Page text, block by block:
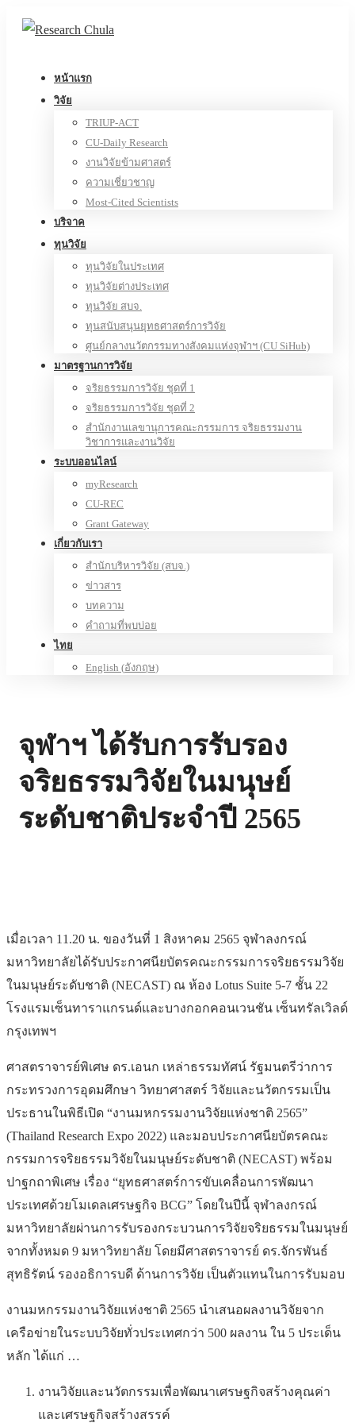
หน้าแรก
วิจัย
TRIUP-ACT
CU-Daily Research
งานวิจัยข้ามศาสตร์
ความเชี่ยวชาญ
Most-Cited Scientists
บริจาค
ทุนวิจัย
ทุนวิจัยในประเทศ
ทุนวิจัยต่างประเทศ
ทุนวิจัย สบจ.
ทุนสนับสนุนยุทธศาสตร์การวิจัย
ศูนย์กลางนวัตกรรมทางสังคมแห่งจุฬาฯ (CU SiHub)
มาตรฐานการวิจัย
จริยธรรมการวิจัย ชุดที่ 1
จริยธรรมการวิจัย ชุดที่ 2
สำนักงานเลขานุการคณะกรรมการ จริยธรรมงาน
วิชาการและงานวิจัย
ระบบออนไลน์
myResearch
CU-REC
Grant Gateway
เกี่ยวกับเรา
สำนักบริหารวิจัย (สบจ.)
ข่าวสาร
บทความ
คำถามที่พบบ่อย
ไทย
English (อังกฤษ)
จุฬาฯ ได้รับการรับรอง
จริยธรรมวิจัยในมนุษย์
ระดับชาติประจำปี 2565
เมื่อเวลา 11.20 น. ของวันที่ 1 สิงหาคม 2565 จุฬาลงกรณ์
มหาวิทยาลัยได้รับประกาศนียบัตรคณะกรรมการจริยธรรมวิจัย
ในมนุษย์ระดับชาติ (NECAST) ณ ห้อง Lotus Suite 5-7 ชั้น 22
โรงแรมเซ็นทาราแกรนด์และบางกอกคอนเวนชัน เซ็นทรัลเวิลด์
กรุงเทพฯ
ศาสตราจารย์พิเศษ ดร.เอนก เหล่าธรรมทัศน์ รัฐมนตรีว่าการ
กระทรวงการอุดมศึกษา วิทยาศาสตร์ วิจัยและนวัตกรรมเป็น
ประธานในพิธีเปิด “งานมหกรรมงานวิจัยแห่งชาติ 2565”
(Thailand Research Expo 2022) และมอบประกาศนียบัตรคณะ
กรรมการจริยธรรมวิจัยในมนุษย์ระดับชาติ (NECAST) พร้อม
ปาฐกถาพิเศษ เรื่อง “ยุทธศาสตร์การขับเคลื่อนการพัฒนา
ประเทศด้วยโมเดลเศรษฐกิจ BCG” โดยในปีนี้ จุฬาลงกรณ์
มหาวิทยาลัยผ่านการรับรองกระบวนการวิจัยจริยธรรมในมนุษย์
จากทั้งหมด 9 มหาวิทยาลัย โดยมีศาสตราจารย์ ดร.จักรพันธ์
สุทธิรัตน์ รองอธิการบดี ด้านการวิจัย เป็นตัวแทนในการรับมอบ
งานมหกรรมงานวิจัยแห่งชาติ 2565 นำเสนอผลงานวิจัยจาก
เครือข่ายในระบบวิจัยทั่วประเทศกว่า 500 ผลงาน ใน 5 ประเด็น
หลัก ได้แก่ …
งานวิจัยและนวัตกรรมเพื่อพัฒนาเศรษฐกิจสร้างคุณค่า
และเศรษฐกิจสร้างสรรค์